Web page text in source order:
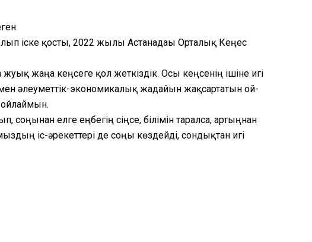
іске қосты, 2022 жылы Астанадағы Орталық Кеңес
жаңа кеңсеге қол жеткіздік. Осы кеңсенің ішіне игі
әлеуметтік-экономикалық жағдайын жақсартатын ой-
соңынан елге еңбегің сіңсе, білімін таралса, артыңнан
іс-әрекеттері де соңы көздейді, сондықтан игі